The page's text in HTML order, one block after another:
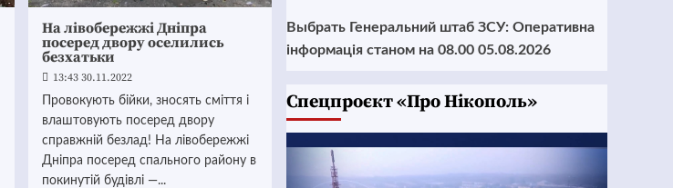
На лівобережжі Дніпра
посеред двору оселились
безхатьки
13:43 30.11.2022
Провокують бійки, зносять сміття і
влаштовують посеред двору
справжній безлад! На лівобережжі
Дніпра посеред спального району в
покинутій будівлі —...
Выбрать Генеральний штаб ЗСУ: Оперативна
інформація станом на 08.00 05.08.2026
Cпецпроєкт «Про Нікополь»